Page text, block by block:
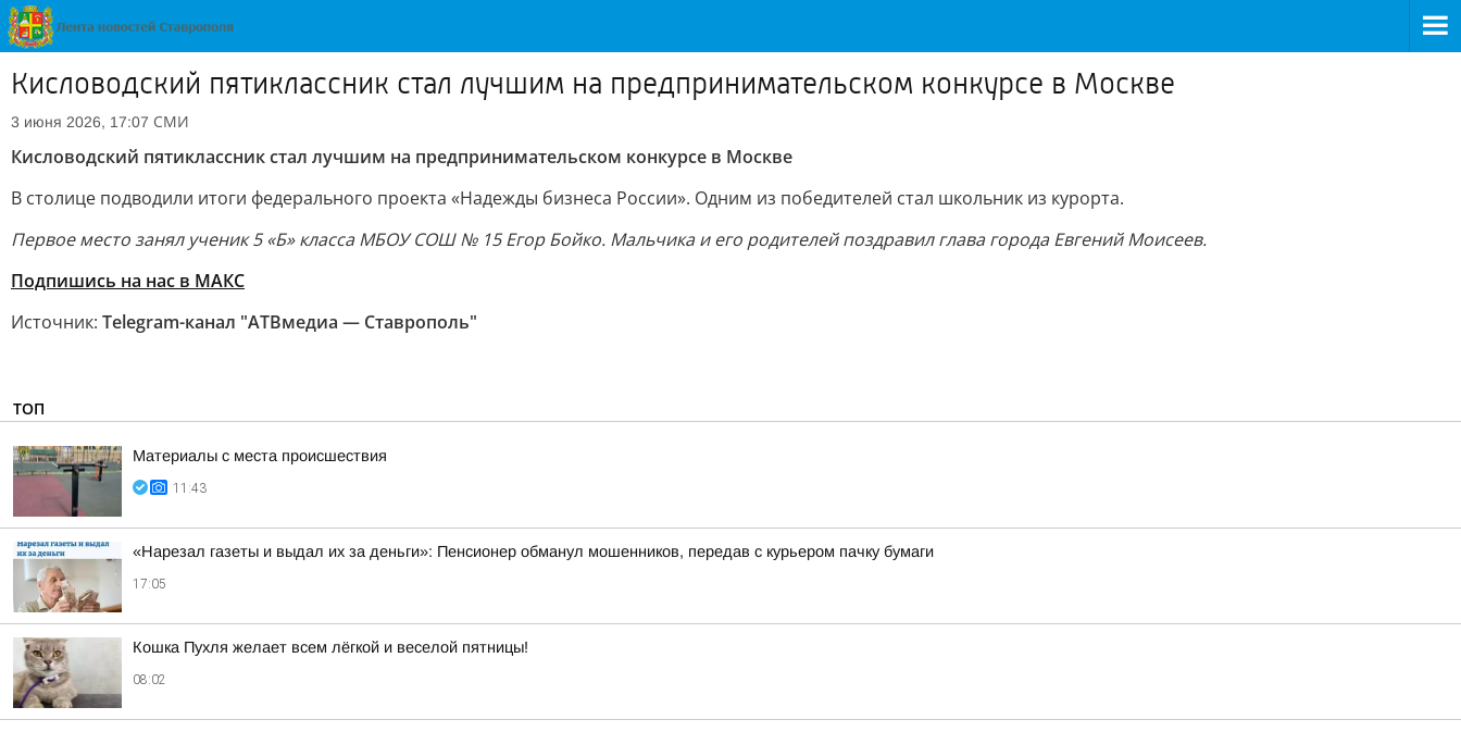
Кисловодский пятиклассник стал лучшим на предпринимательском конкурсе в Москве
3 июня 2026, 17:07 СМИ
Кисловодский пятиклассник стал лучшим на предпринимательском конкурсе в Москве
В столице подводили итоги федерального проекта «Надежды бизнеса России». Одним из победителей стал школьник из курорта.
Первое место занял ученик 5 «Б» класса МБОУ СОШ № 15 Егор Бойко. Мальчика и его родителей поздравил глава города Евгений Моисеев.
Подпишись на нас в МАКС
Источник: Telegram-канал "АТВмедиа — Ставрополь"
ТОП
Материалы с места происшествия
11:43
«Нарезал газеты и выдал их за деньги»: Пенсионер обманул мошенников, передав с курьером пачку бумаги
17:05
Кошка Пухля желает всем лёгкой и веселой пятницы!
08:02